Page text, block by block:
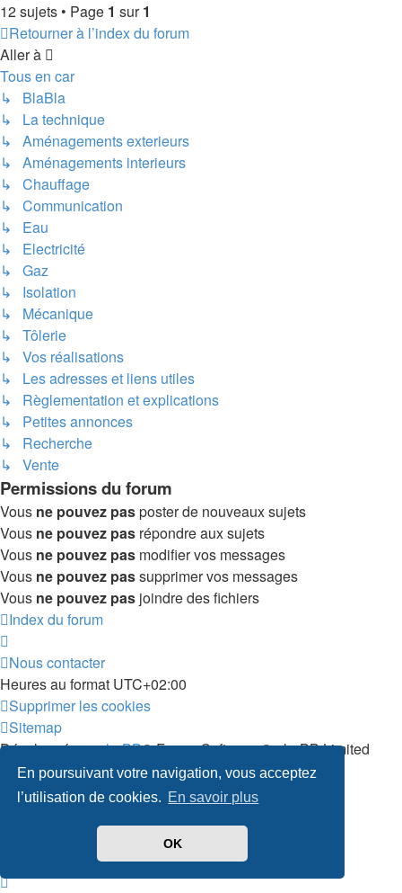
En poursuivant votre navigation, vous acceptez
l’utilisation de cookies. En savoir plus
OK
12 sujets • Page 1 sur1
Retourner à l’index du forum
Aller à
Tous en car
↳ BlaBla
↳ La technique
↳ Aménagements exterieurs
↳ Aménagements interieurs
↳ Chauffage
↳ Communication
↳ Eau
↳ Electricité
↳ Gaz
↳ Isolation
↳ Mécanique
↳ Tôlerie
↳ Vos réalisations
↳ Les adresses et liens utiles
↳ Règlementation et explications
↳ Petites annonces
↳ Recherche
↳ Vente
Permissions du forum
Vous ne pouvez pasposter de nouveaux sujets
Vous ne pouvez pas répondre aux sujets
Vous ne pouvez pas modifier vos messages
Vous ne pouvez passupprimer vos messages
Vous ne pouvez pas joindre des fichiers
Index du forum
Nous contacter
Heures au format UTC+02:00
Supprimer les cookies
Sitemap
Développé parphpBB® Forum Software © phpBB Limited
Traduit parphpBB-fr.com
Confidentialité |Conditions